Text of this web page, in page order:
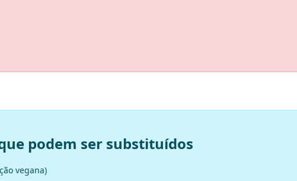
podem ser substituídos
vegana)